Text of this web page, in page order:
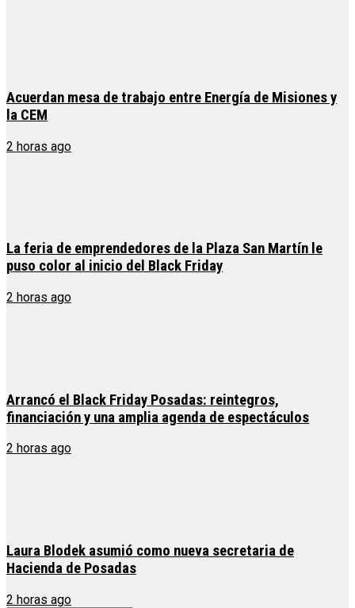
Acuerdan mesa de trabajo entre Energía de Misiones y
la CEM
2 horas ago
La feria de emprendedores de la Plaza San Martín le
puso color al inicio del Black Friday
2 horas ago
Arrancó el Black Friday Posadas: reintegros,
financiación y una amplia agenda de espectáculos
2 horas ago
Laura Blodek asumió como nueva secretaria de
Hacienda de Posadas
2 horas ago